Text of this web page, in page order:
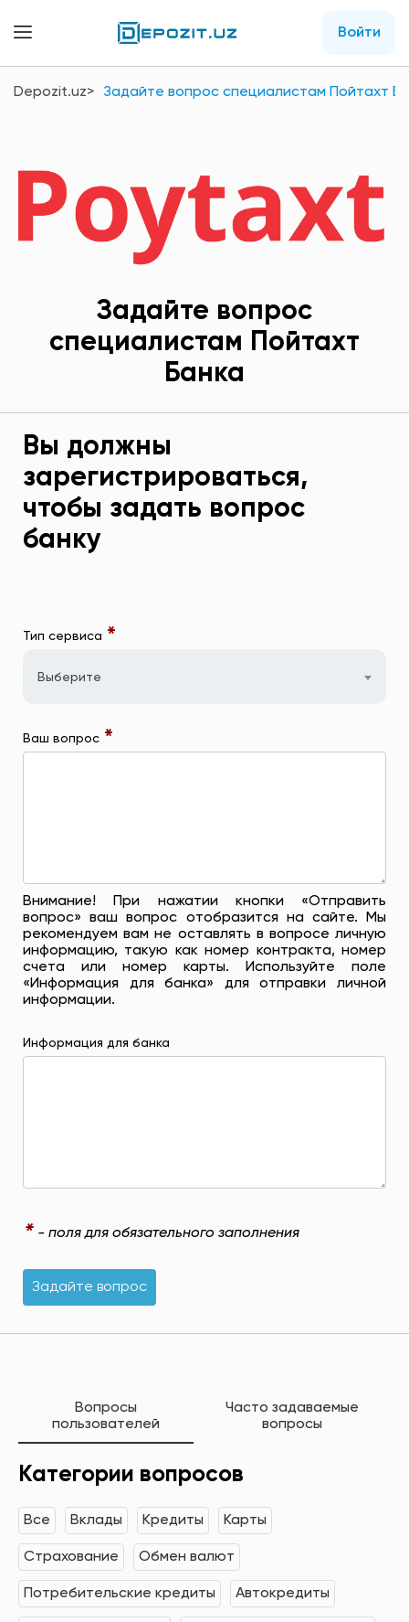
Войти
Depozit.uz Задайте вопрос специалистам Пойтахт
Задайте вопрос
специалистам Пойтахт
Банка
Вы должны
зарегистрироваться,
чтобы задать вопрос
банку
Тип сервиса *
Выберите
Ваш вопрос *
Внимание! При нажатии кнопки «Отправить
вопрос» ваш вопрос отобразится на сайте. Мы
рекомендуем вам не оставлять в вопросе личную
информацию, такую ​​как номер контракта, номер
счета или номер карты. Используйте поле
«Информация для банка» для отправки личной
информации.
Информация для банка
* - поля для обязательного заполнения
Задайте вопрос
Вопросы
пользователей
Часто задаваемые
вопросы
Категории вопросов
Все Вклады Кредиты Карты
Страхование Обмен валют
Потребительские кредиты Автокредиты